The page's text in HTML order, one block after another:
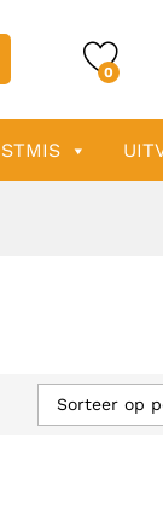
0
Sorteer op